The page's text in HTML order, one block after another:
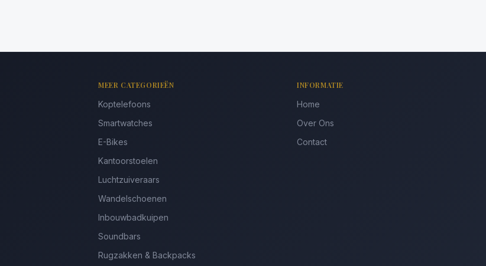
MEER CATEGORIEËN
Koptelefoons
Smartwatches
E-Bikes
Kantoorstoelen
Luchtzuiveraars
Wandelschoenen
Inbouwbadkuipen
Soundbars
Rugzakken & Backpacks
INFORMATIE
Home
Over Ons
Contact